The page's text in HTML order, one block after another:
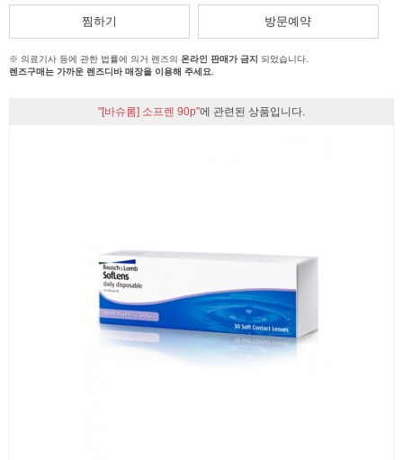
찜하기 방문예약
※ 의료기사 등에 관한 법률에 의거 렌즈의 온라인 판매가 금지
되었습니다.
렌즈구매는 가까운 렌즈디바 매장을 이용해 주세요.
"[바슈롬] 소프렌 90p"에 관련된 상품입니다.